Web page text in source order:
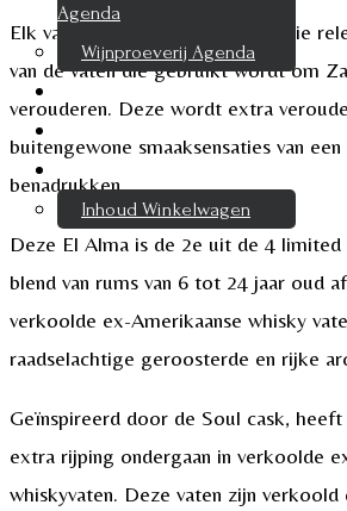
Agenda
Wijnproeverij Agenda
Inhoud Winkelwagen
Elk van de Heavenly Cask collectie
van de vaten die gebruikt wordt om
verouderen. Deze wordt extra
buitengewone smaaksensaties van
benadrukken.
Deze El Alma is de 2e uit de 4 limited
blend van rums van 6 tot 24 jaar oud
verkoolde ex-Amerikaanse whisky
raadselachtige geroosterde en rijke
Geïnspireerd door de Soul cask,
extra rijping ondergaan in verkoolde
whiskyvaten. Deze vaten zijn